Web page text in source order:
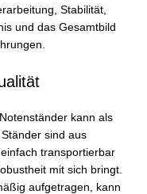
Stabilität,
und das Gesamtbild
kann als
sind aus
transportierbar
mit sich bringt.
aufgetragen, kann